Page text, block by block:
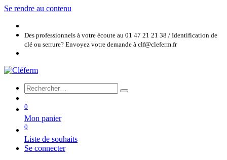
Se rendre au contenu
Des professionnels à votre écoute au 01 47 21 21 38 / Identification de
clé ou serrure? Envoyez votre demande à clf@cleferm.fr
0
Mon panier
0
Liste de souhaits
Se connecter